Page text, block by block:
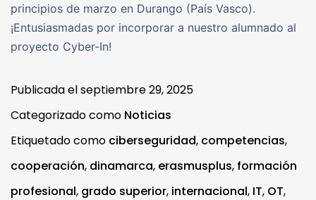
principios de marzo en Durango (País Vasco).
¡Entusiasmadas por incorporar a nuestro alumnado al
proyecto Cyber-In!
Publicada elseptiembre 29, 2025
Categorizado como Noticias
Etiquetado como ciberseguridad, competencias,
cooperación, dinamarca, erasmusplus, formación
profesional, grado superior, internacional, IT, OT,